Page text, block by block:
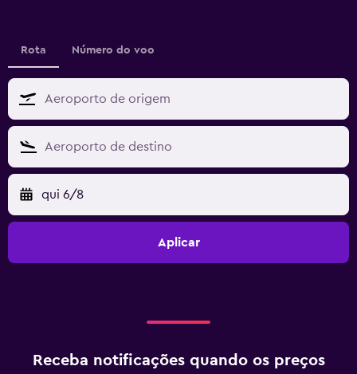
Rota Número do voo
qui 6/8
Aplicar
Receba notificações quando os preços